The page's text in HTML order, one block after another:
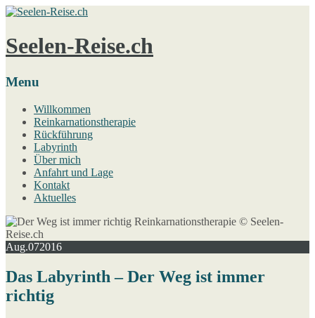
Seelen-Reise.ch
Menu
Willkommen
Reinkarnationstherapie
Rückführung
Labyrinth
Über mich
Anfahrt und Lage
Kontakt
Aktuelles
Aug.072016
Das Labyrinth – Der Weg ist immer
richtig